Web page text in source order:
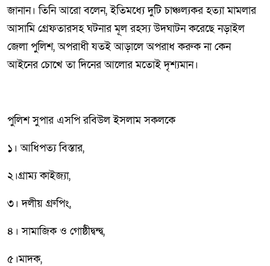
জানান। তিনি আরো বলেন, ইতিমধ্যে দুটি চাঞ্চল্যকর হত্যা মামলার
আসামি গ্রেফতারসহ ঘটনার মূল রহস্য উদঘাটন করেছে নড়াইল
জেলা পুলিশ, অপরাধী যতই আড়ালে অপরাধ করুক না কেন
আইনের চোখে তা দিনের আলোর মতোই দৃশ্যমান।
পুলিশ সুপার এসপি রবিউল ইসলাম সকলকে
১। আধিপত্য বিস্তার,
২।গ্রাম্য কাইজ্যা,
৩। দলীয় গ্রুপিং,
৪। সামাজিক ও গোষ্ঠীদ্বন্দ্ব,
৫।মাদক,